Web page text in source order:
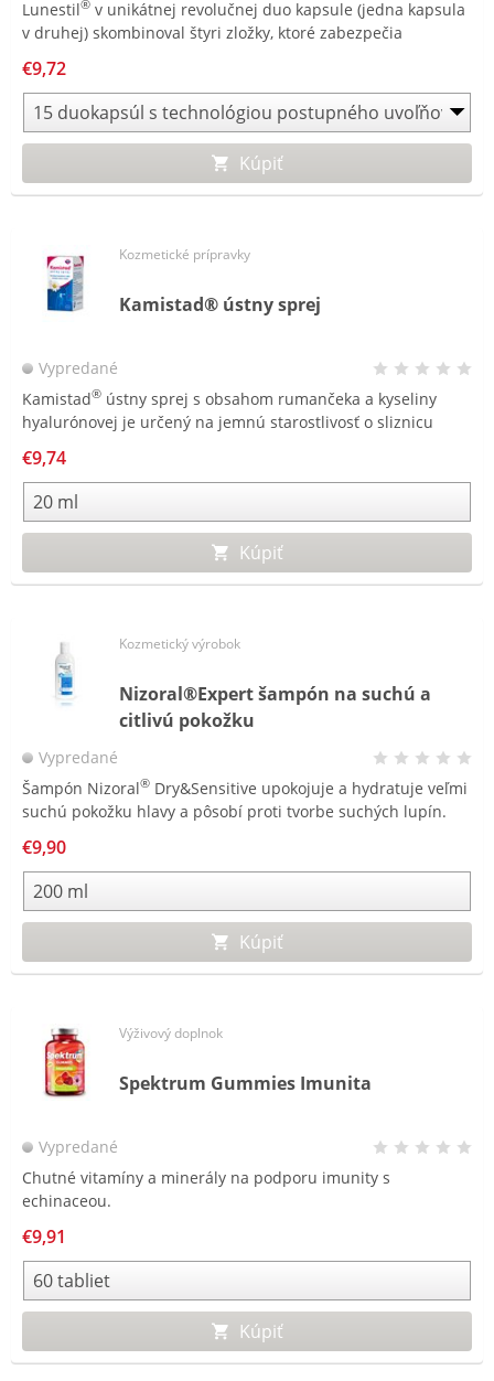
Lunestil® v unikátnej revolučnej duo kapsule (jedna kapsula
v druhej) skombinoval štyri zložky, ktoré zabezpečia
návykový a po prebudení nespôsobuje ospalosť.
€9,72
Kúpiť
Kozmetické prípravky
Kamistad® ústny sprej
Vypredané
Kamistad® ústny sprej s obsahom rumančeka a kyseliny
hyalurónovej je určený na jemnú starostlivosť o sliznicu
podanie spreju na sliznicu a do ťažko prístupných miest v
ústnej dutine.
€9,74
Kúpiť
Kozmetický výrobok
Nizoral®Expert šampón na suchú a
citlivú pokožku
Vypredané
Šampón Nizoral® Dry&Sensitive upokojuje a hydratuje veľmi
suchú pokožku hlavy a pôsobí proti tvorbe suchých lupín.
€9,90
Kúpiť
Výživový doplnok
Spektrum Gummies Imunita
Vypredané
Chutné vitamíny a minerály na podporu imunity s
echinaceou.
€9,91
Kúpiť